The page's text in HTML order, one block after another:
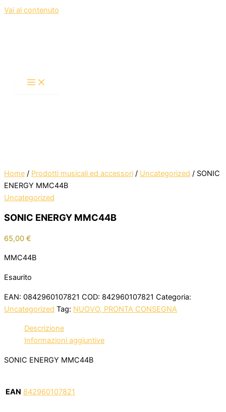
Vai al contenuto
Home / Prodotti musicali ed accessori / Uncategorized / SONIC
ENERGY MMC44B
Uncategorized
SONIC ENERGY MMC44B
65,00 €
MMC44B
Esaurito
EAN: 0842960107821 COD: 842960107821 Categoria:
Uncategorized Tag: NUOVO, PRONTA CONSEGNA
Descrizione
Informazioni aggiuntive
SONIC ENERGY MMC44B
EAN 842960107821